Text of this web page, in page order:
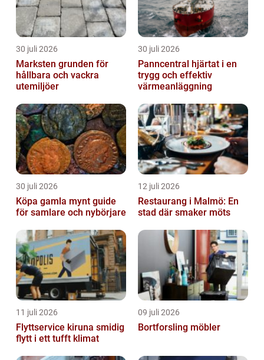
30 juli 2026
Marksten grunden för
hållbara och vackra
utemiljöer
30 juli 2026
Panncentral hjärtat i en
trygg och effektiv
värmeanläggning
30 juli 2026
Köpa gamla mynt guide
för samlare och nybörjare
12 juli 2026
Restaurang i Malmö: En
stad där smaker möts
11 juli 2026
Flyttservice kiruna smidig
flytt i ett tufft klimat
09 juli 2026
Bortforsling möbler